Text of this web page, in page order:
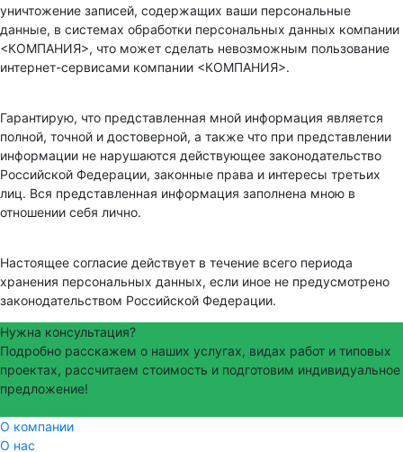
уничтожение записей, содержащих ваши персональные
данные, в системах обработки персональных данных компании
<КОМПАНИЯ>, что может сделать невозможным пользование
интернет-сервисами компании <КОМПАНИЯ>.
Гарантирую, что представленная мной информация является
полной, точной и достоверной, а также что при представлении
информации не нарушаются действующее законодательство
Российской Федерации, законные права и интересы третьих
лиц. Вся представленная информация заполнена мною в
отношении себя лично.
Настоящее согласие действует в течение всего периода
хранения персональных данных, если иное не предусмотрено
законодательством Российской Федерации.
Нужна консультация?
Подробно расскажем о наших услугах, видах работ и типовых
проектах, рассчитаем стоимость и подготовим индивидуальное
предложение!
О компании
О нас